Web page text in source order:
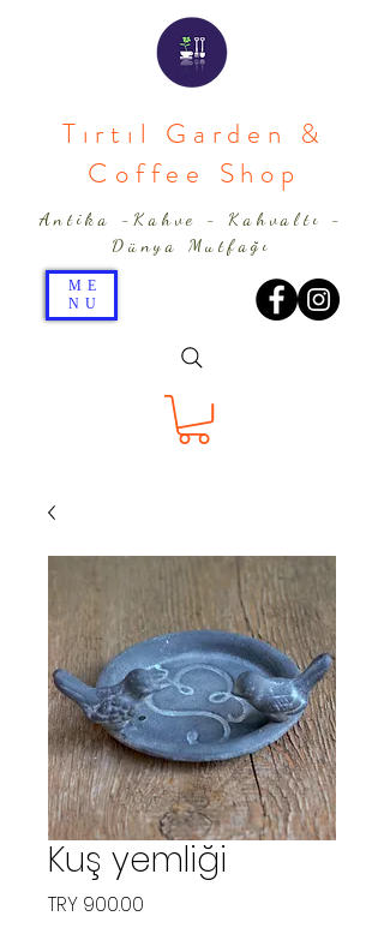
Tırtıl Garden &
Coffee Shop
ME
NU
Antika -Kahve - Kahvaltı -
Dünya Mutfağı
Kuş yemliği
TRY 900.00